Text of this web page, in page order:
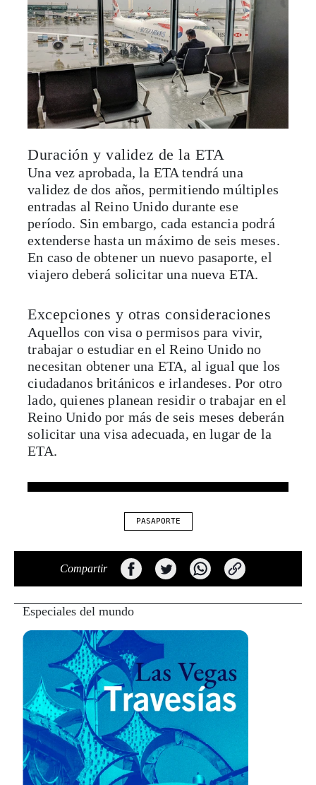
Duración y validez de la ETA
Una vez aprobada, la ETA tendrá una
validez de dos años, permitiendo múltiples
entradas al Reino Unido durante ese
período. Sin embargo, cada estancia podrá
extenderse hasta un máximo de seis meses.
En caso de obtener un nuevo pasaporte, el
viajero deberá solicitar una nueva ETA.
Excepciones y otras consideraciones
Aquellos con visa o permisos para vivir,
trabajar o estudiar en el Reino Unido no
necesitan obtener una ETA, al igual que los
ciudadanos británicos e irlandeses. Por otro
lado, quienes planean residir o trabajar en el
Reino Unido por más de seis meses deberán
solicitar una visa adecuada, en lugar de la
ETA.
PASAPORTE
Compartir
Especiales del mundo